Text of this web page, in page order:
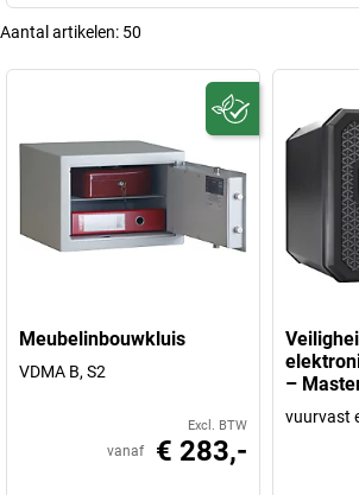
Aantal artikelen: 50
Meubelinbouwkluis
VDMA B, S2
Excl. BTW
vanaf € 283,-
–
vuurvast